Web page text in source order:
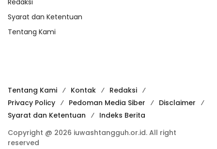
Redaksi
Syarat dan Ketentuan
Tentang Kami
Tentang Kami Kontak
Redaksi
Privacy Policy
Pedoman Media Siber
Disclaimer
Syarat dan Ketentuan
Indeks Berita
Copyright @ 2026 iuwashtangguh.or.id. All right
reserved